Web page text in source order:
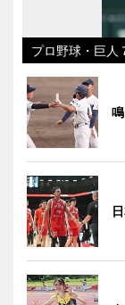
プロ野球・巨人